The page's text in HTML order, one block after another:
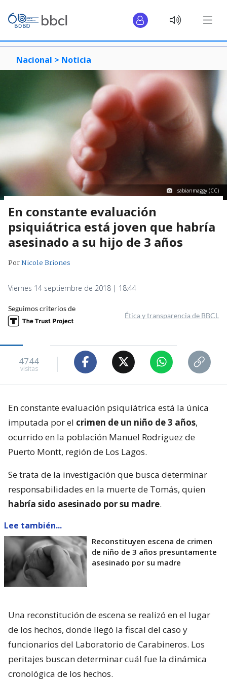
Nacional > Noticia
sabianmaggy (CC)
En constante evaluación
psiquiátrica está joven que habría
asesinado a su hijo de 3 años
PorNicole Briones
Viernes 14 septiembre de 2018 | 18:44
Seguimos criterios de
Ética y transparencia de BBCL
4744
visitas
En constante evaluación psiquiátrica está la única
imputada por el crimen de un niño de 3 años,
ocurrido en la población Manuel Rodriguez de
Puerto Montt, región de Los Lagos.
Se trata de la investigación que busca determinar
responsabilidades en la muerte de Tomás, quien
habría sido asesinado por su madre.
Lee también...
Reconstituyen escena de crimen
de niño de 3 años presuntamente
asesinado por su madre
Una reconstitución de escena se realizó en el lugar
de los hechos, donde llegó la fiscal del caso y
funcionarios del Laboratorio de Carabineros. Los
peritajes buscan determinar cuál fue la dinámica
cronológica de los hechos.